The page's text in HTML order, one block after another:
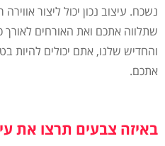
נשכח. עיצוב נכון יכול ליצור
שתלווה אתכם ואת האורחים
והחדיש שלנו, אתם יכולים להיות
אתכם.
באיזה צבעים תרצו את